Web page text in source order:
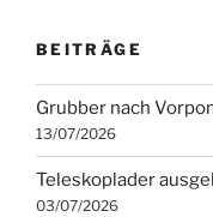
BEITRÄGE
Grubber nach
13/07/2026
Teleskoplader
03/07/2026